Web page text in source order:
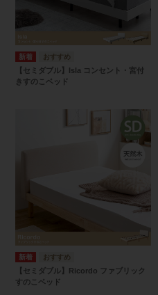
【セミダブル】Isla コンセント・宮付
きすのこベッド
【セミダブル】Ricordo ファブリック
すのこベッド